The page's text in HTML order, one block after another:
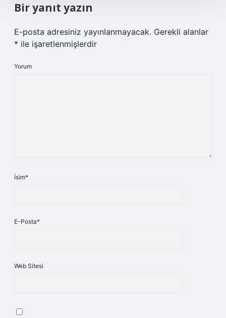
Bir yanıt yazın
E-posta adresiniz yayınlanmayacak. Gerekli alanlar
* ile işaretlenmişlerdir
Yorum
İsim*
E-Posta*
Web Sitesi